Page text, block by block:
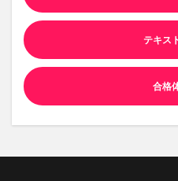
テキス
合格